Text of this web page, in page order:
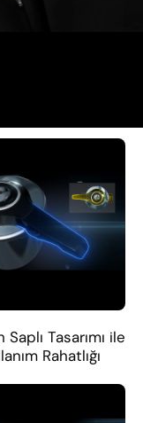
Saplı Tasarımı ile
Rahatlığı